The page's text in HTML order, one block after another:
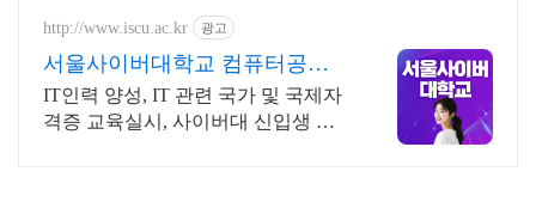
http://www.iscu.ac.kr 광고
서울사이버대학교 컴퓨터공학
과 2026 가을학기 신편입생
IT인력 양성, IT 관련 국가 및 국제자
격증 교육실시, 사이버대 신입생 수 1